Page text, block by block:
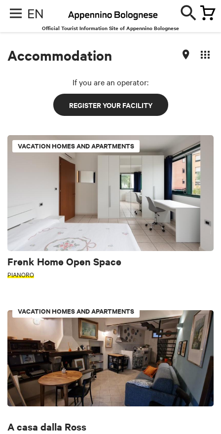
EN
Official Tourist Information Site of Appennino Bolognese
Accommodation
If you are an operator:
REGISTER YOUR FACILITY
VACATION HOMES AND APARTMENTS
Frenk Home Open Space
PIANORO
VACATION HOMES AND APARTMENTS
A casa dalla Ross